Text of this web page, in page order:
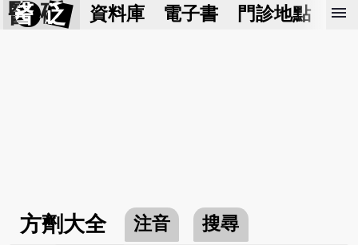
醫 砭 資料庫 電子書 門診地點 預
menu
方劑大全 注音 搜尋